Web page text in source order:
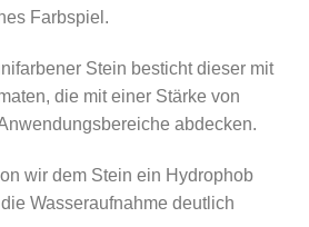
Farbspiel.
Stein besticht dieser mit
die mit einer Stärke von
abdecken.
wir dem Stein ein Hydrophob
Wasseraufnahme deutlich